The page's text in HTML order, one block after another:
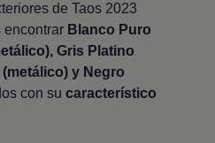
de Taos 2023
encontrar Blanco Puro
Gris Platino
y Negro
con sucaracterístico